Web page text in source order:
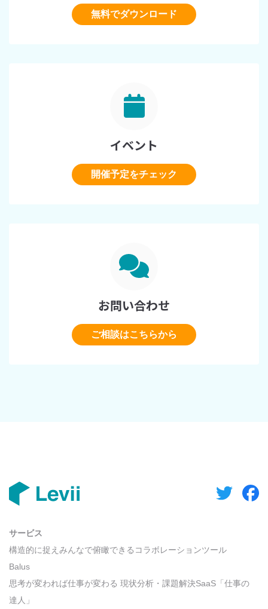
無料でダウンロード
イベント
開催予定をチェック
お問い合わせ
ご相談はこちらから
サービス
構造的に捉えみんなで俯瞰できるコラボレーションツール
Balus
思考が変われば仕事が変わる 現状分析・課題解決SaaS「仕事の
達人」